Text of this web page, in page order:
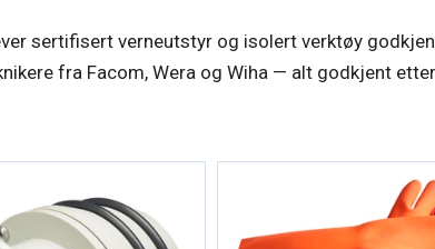
sertifisert verneutstyr og isolert verktøy
fra Facom, Wera og Wiha — alt godkjent